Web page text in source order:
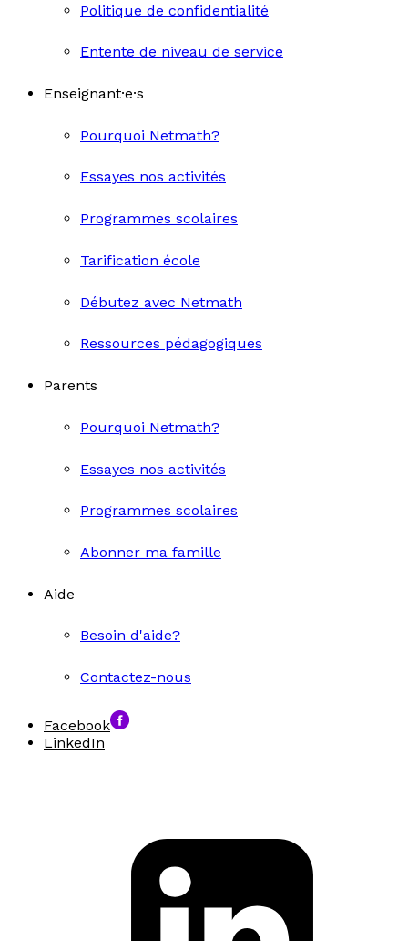
Politique de confidentialité
Entente de niveau de service
Enseignant·e·s
Pourquoi Netmath?
Essayes nos activités
Programmes scolaires
Tarification école
Débutez avec Netmath
Ressources pédagogiques
Parents
Pourquoi Netmath?
Essayes nos activités
Programmes scolaires
Abonner ma famille
Aide
Besoin d'aide?
Contactez-nous
Facebook
LinkedIn